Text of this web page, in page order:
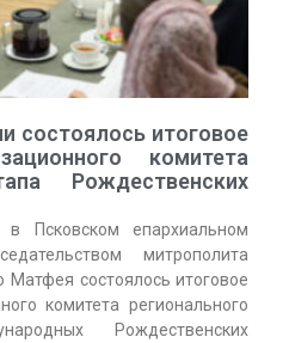
состоялось итоговое
комитета
Рождественских
Псковском епархиальном
митрополита
Матфея состоялось итоговое
комитета регионального
Рождественских